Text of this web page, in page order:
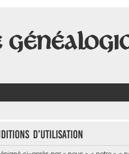
d’utilisation